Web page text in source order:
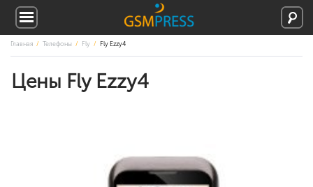
Главная Телефоны Fly Fly Ezzy4
Цены Fly Ezzy4